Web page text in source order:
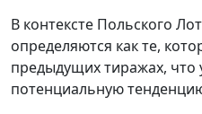
В контексте Польского
определяются как те,
предыдущих тиражах, что
потенциальную